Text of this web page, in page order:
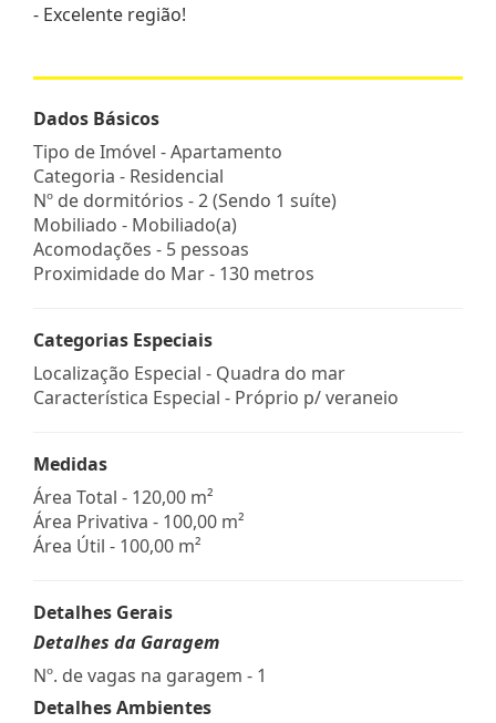
- Excelente região!
Dados Básicos
Tipo de Imóvel - Apartamento
Categoria - Residencial
Nº de dormitórios - 2 (Sendo 1 suíte)
Mobiliado - Mobiliado(a)
Acomodações - 5 pessoas
Proximidade do Mar - 130 metros
Categorias Especiais
Localização Especial - Quadra do mar
Característica Especial - Próprio p/ veraneio
Medidas
Área Total - 120,00 m²
Área Privativa - 100,00 m²
Área Útil - 100,00 m²
Detalhes Gerais
Detalhes da Garagem
Nº. de vagas na garagem - 1
Detalhes Ambientes